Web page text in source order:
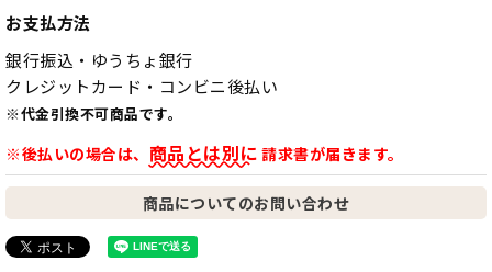
お支払方法
銀行振込・ゆうちょ銀行
クレジットカード・コンビニ後払い
※代金引換不可商品です。
※後払いの場合は、 商品とは別に 請求書が届きます。
商品についてのお問い合わせ